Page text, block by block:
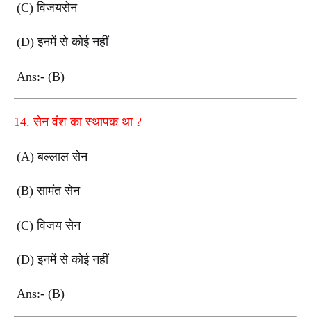
(C)विजयसेन
(D)इनमें से कोई नहीं
Ans:- (B)
14.सेन वंश का स्थापक था ?
(A)बल्लाल सेन
(B)सामंत सेन
(C)विजय सेन
(D)इनमें से कोई नहीं
Ans:- (B)